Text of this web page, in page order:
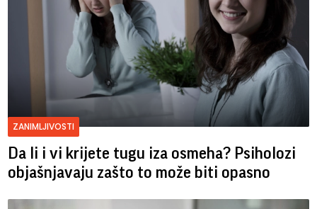
ZANIMLJIVOSTI
Da li i vi krijete tugu iza osmeha? Psiholozi
objašnjavaju zašto to može biti opasno